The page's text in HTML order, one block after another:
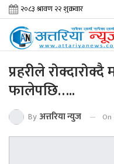
प्रहरीले
फालेपछि…..
By अत्तरिया न्युज On